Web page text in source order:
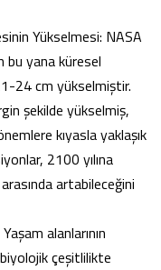
Yükselmesi: NASA
bu yana küresel
24 cm yükselmiştir.
şekilde yükselmiş,
kıyasla yaklaşık
2100 yılına
artabileceğini
Yaşam alanlarının
çeşitlilikte